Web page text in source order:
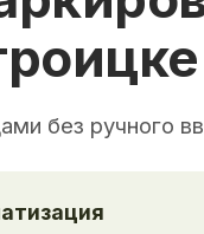
без ручного